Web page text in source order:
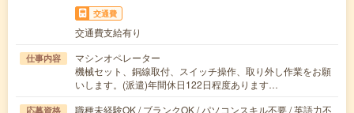
交通費
交通費支給有り
仕事内容
マシンオペレーター
機械セット、銅線取付、スイッチ操作、取り外し作業をお願
いします。(派遣)年間休日122日程度あります…
応募資格
職種未経験OK / ブランクOK / パソコンスキル不要 / 英語力不